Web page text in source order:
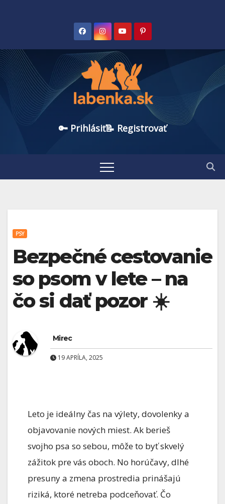
🔑 Prihlásiť📝 Registrovať
PSY
Bezpečné cestovanie
so psom v lete – na
čo si dať pozor ☀️
Mirec
19 APRÍLA, 2025
Leto je ideálny čas na výlety, dovolenky a
objavovanie nových miest. Ak berieš
svojho psa so sebou, môže to byť skvelý
zážitok pre vás oboch. No horúčavy, dlhé
presuny a zmena prostredia prinášajú
riziká, ktoré netreba podceňovať. Čo